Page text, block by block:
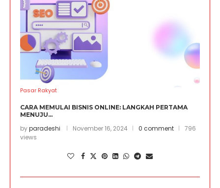
Pasar Rakyat
CARA MEMULAI BISNIS ONLINE: LANGKAH PERTAMA
MENUJU...
byparadeshi November 16, 2024 0 comment
796
views